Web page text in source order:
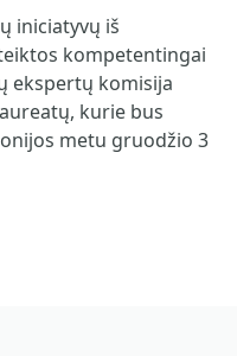
iniciatyvų iš
kompetentingai
ekspertų komisija
kurie bus
metu gruodžio 3